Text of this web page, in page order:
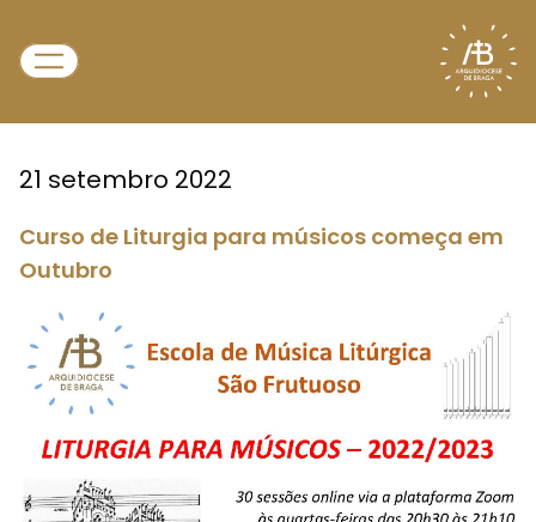
21 setembro 2022
Curso de Liturgia para músicos começa em
Outubro